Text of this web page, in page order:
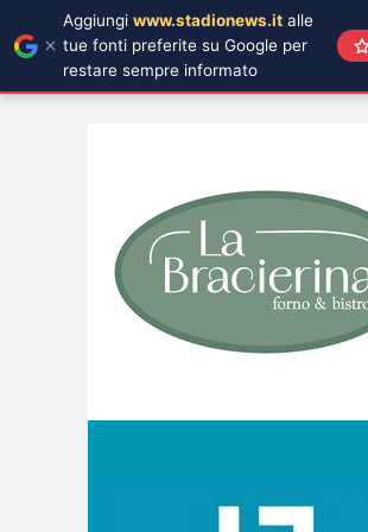
Aggiungi www.stadionews.it alle
tue fonti preferite su Google per
restare sempre informato